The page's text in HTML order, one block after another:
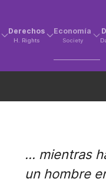
Derechos
H. Rights
Economía
Society
... mientras
un hombre